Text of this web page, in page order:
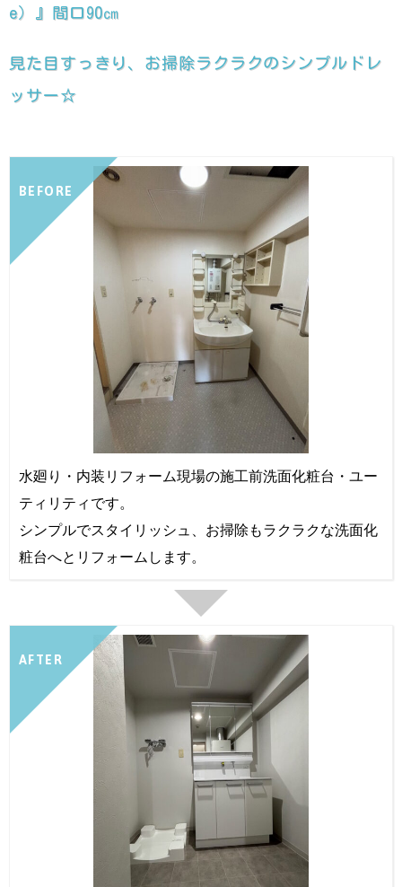
e）』間口90㎝
見た目すっきり、お掃除ラクラクのシンプルドレ
ッサー☆
BEFORE
水廻り・内装リフォーム現場の施工前洗面化粧台・ユー
ティリティです。
シンプルでスタイリッシュ、お掃除もラクラクな洗面化
粧台へとリフォームします。
AFTER